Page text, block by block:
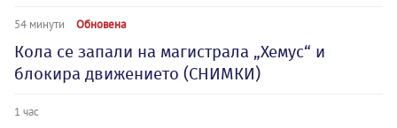
54 минути Обновена
Кола се запали на магистрала „Хемус“ и
блокира движението (СНИМКИ)
1 час